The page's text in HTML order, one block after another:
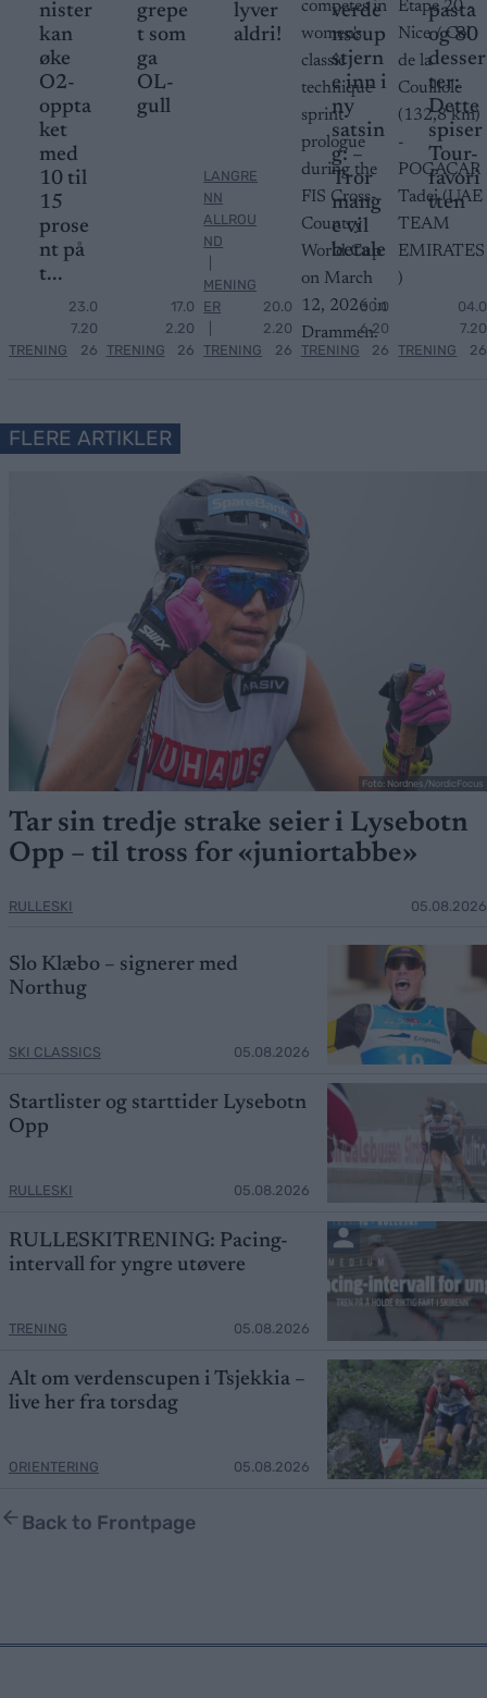
nister
kan
øke
O2-
oppta
ket
med
10 til
15
prose
nt på
t...
TRENING
23.0
7.20
26
grepe
t som
ga
OL-
gull
TRENING
17.0
2.20
26
lyver
aldri!
LANGRE
NN
ALLROU
ND
MENING
ER
TRENING
20.0
2.20
26
verde
nscup
stjern
e inn i
ny
satsin
g: –
Tror
mang
e vil
betale
TRENING
30.0
6.20
26
pasta
og 80
desser
ter:
Dette
spiser
Tour-
favori
tten
TRENING
04.0
7.20
26
FLERE ARTIKLER
Foto: Nordnes/NordicFocus
Tar sin tredje strake seier i Lysebotn
Opp – til tross for «juniortabbe»
RULLESKI 05.08.2026
Slo Klæbo – signerer med
Northug
SKI CLASSICS 05.08.2026
Startlister og starttider Lysebotn
Opp
RULLESKI 05.08.2026
RULLESKITRENING: Pacing-
intervall for yngre utøvere
TRENING 05.08.2026
Alt om verdenscupen i Tsjekkia –
live her fra torsdag
ORIENTERING 05.08.2026
Back to Frontpage